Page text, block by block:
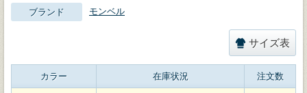
ブランド モンベル
サイズ表
カラー 在庫状況 注文数